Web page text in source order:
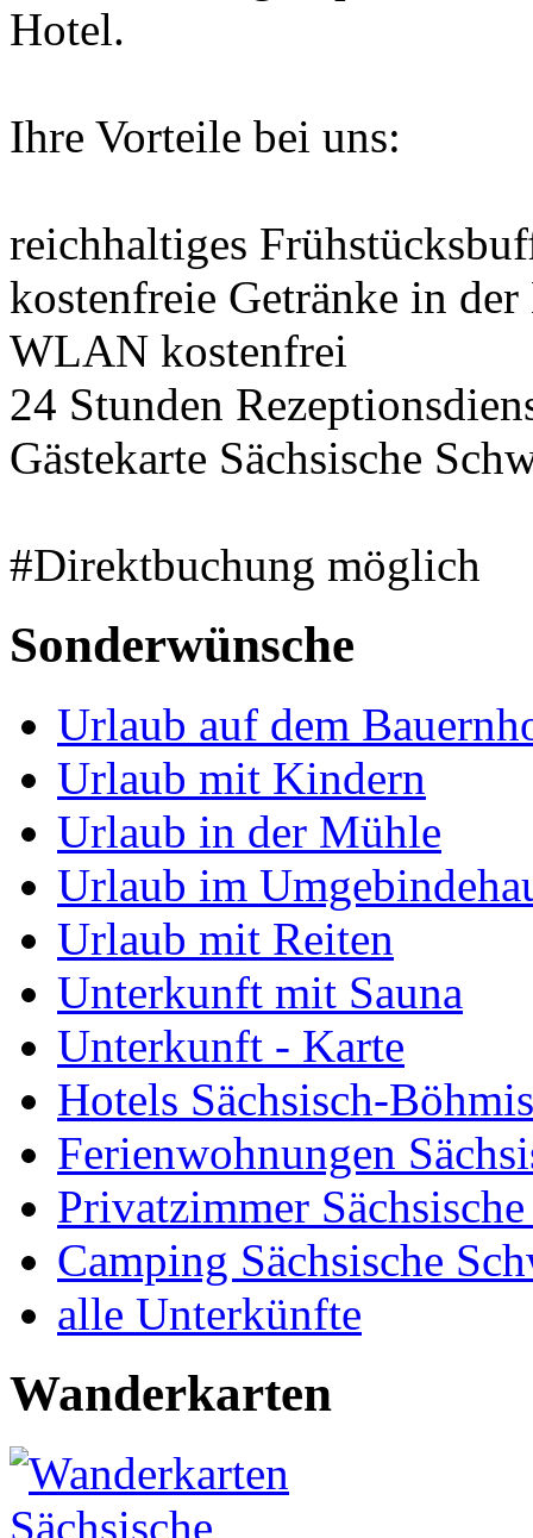
Hotel.
Ihre Vorteile bei uns:
reichhaltiges
kostenfreie Getränke in
WLAN kostenfrei
24 Stunden
Gästekarte Sächsische
#Direktbuchung möglich
Sonderwünsche
Urlaub auf dem
Urlaub mit Kindern
Urlaub in der Mühle
Urlaub im
Urlaub mit Reiten
Unterkunft mit Sauna
Unterkunft - Karte
Hotels Sächsisch-
Ferienwohnungen
Privatzimmer
Camping Sächsische
alle Unterkünfte
Wanderkarten